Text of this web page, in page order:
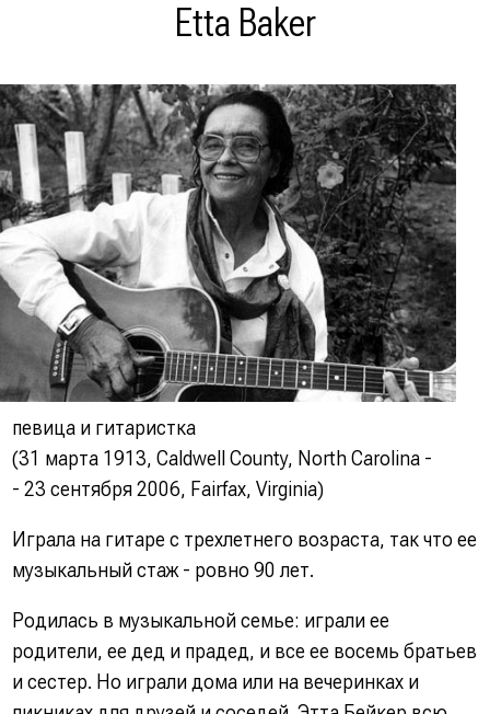
Etta Baker
певица и гитаристка
(31 марта 1913, Caldwell County, North Carolina -
- 23 сентября 2006, Fairfax, Virginia)
Играла на гитаре с трехлетнего возраста, так что ее
музыкальный стаж - ровно 90 лет.
Родилась в музыкальной семье: играли ее
родители, ее дед и прадед, и все ее восемь братьев
и сестер. Но играли дома или на вечеринках и